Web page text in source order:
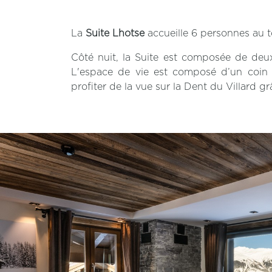
La Suite Lhotseaccueille 6 personnes au
Côté nuit, la Suite est composée de
L'espace de vie est composé d’un
profiter de la vue sur la Dent du Villard